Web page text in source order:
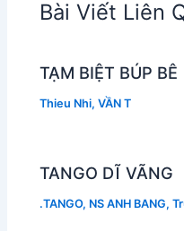
Bài Viết Liên
TẠM BIỆT BÚP BÊ
Thieu Nhi,VẦN T
TANGO DĨ VÃNG
.TANGO, NS ANH BANG,